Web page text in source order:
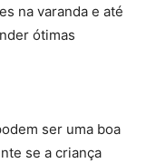
na varanda e até
ótimas
ser uma boa
se a criança